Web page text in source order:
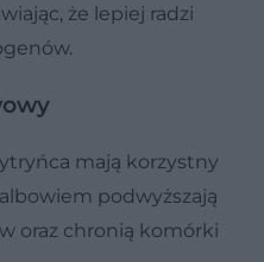
że lepiej radzi
mają korzystny
podwyższają
oraz chronią komórki